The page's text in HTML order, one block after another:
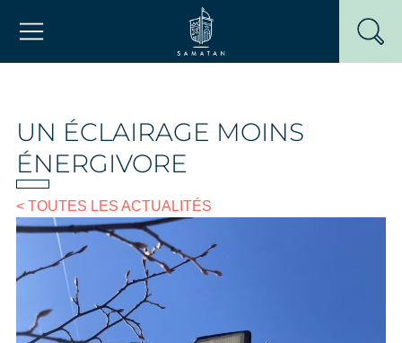
Mairie de Samatan
UN ÉCLAIRAGE MOINS
ÉNERGIVORE
< TOUTES LES ACTUALITÉS